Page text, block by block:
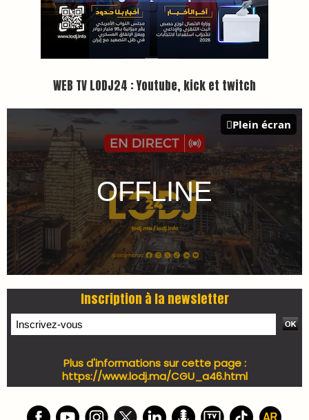
WEB TV LODJ24 : Youtube, kick et twitch
Plein écran
Inscription à la newsletter
Plus d'informations sur cette page :
https://www.lodj.ma/CGU_a46.html